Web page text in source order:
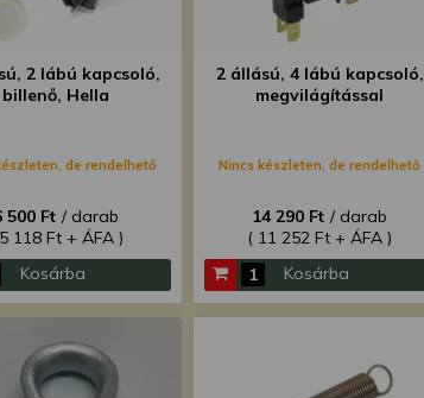
2 lábú kapcsoló,
billenő, Hella
de rendelhető
500 Ft / darab
118 Ft + ÁFA )
Kosárba
2 állású, 4 lábú kapcsoló,
megvilágítással
Nincs készleten, de rendelhető
14 290 Ft / darab
( 11 252 Ft + ÁFA )
Kosárba